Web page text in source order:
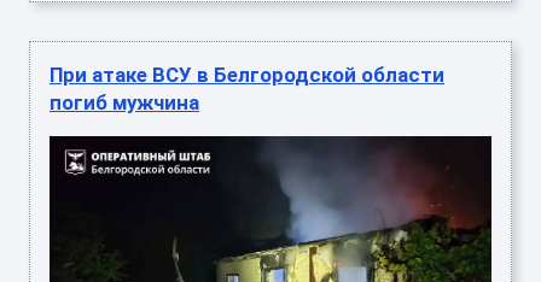
При атаке ВСУ в Белгородской области
погиб мужчина